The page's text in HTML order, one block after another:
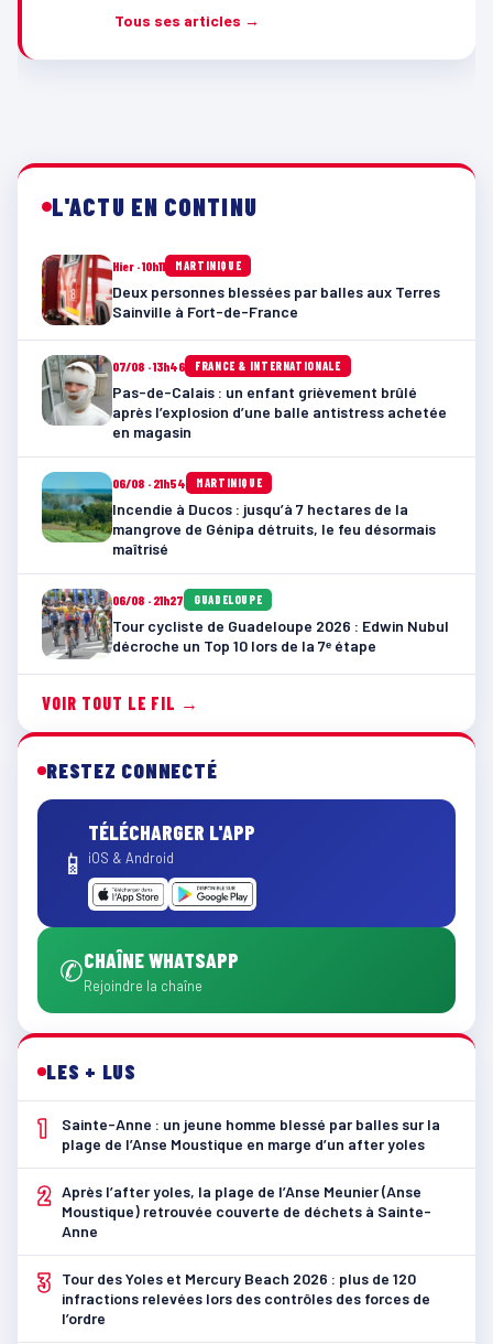
Tous ses articles →
L'ACTU EN CONTINU
Hier · 10h11 MARTINIQUE
Deux personnes blessées par balles aux Terres
Sainville à Fort-de-France
07/08 · 13h46 FRANCE & INTERNATIONALE
Pas-de-Calais : un enfant grièvement brûlé
après l’explosion d’une balle antistress achetée
en magasin
06/08 · 21h54 MARTINIQUE
Incendie à Ducos : jusqu’à 7 hectares de la
mangrove de Génipa détruits, le feu désormais
maîtrisé
06/08 · 21h27 GUADELOUPE
Tour cycliste de Guadeloupe 2026 : Edwin Nubul
décroche un Top 10 lors de la 7ᵉ étape
VOIR TOUT LE FIL →
RESTEZ CONNECTÉ
📱
TÉLÉCHARGER L'APP
iOS & Android
✆CHAÎNE WHATSAPP
Rejoindre la chaîne
LES + LUS
1
Sainte-Anne : un jeune homme blessé par balles sur la
plage de l’Anse Moustique en marge d’un after yoles
2 Après l’after yoles, la plage de l’Anse Meunier (Anse
Moustique) retrouvée couverte de déchets à Sainte-
Anne
3
Tour des Yoles et Mercury Beach 2026 : plus de 120
infractions relevées lors des contrôles des forces de
l’ordre